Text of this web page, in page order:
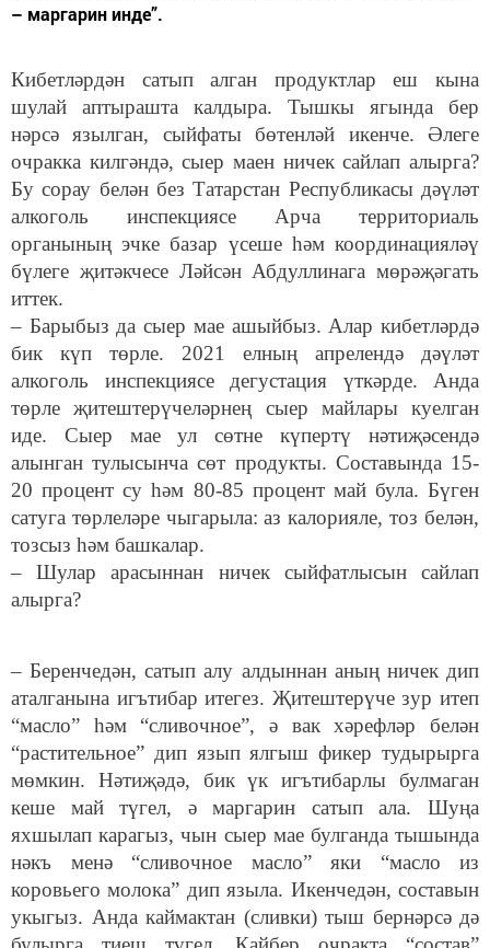
– маргарин инде”.
Кибетләрдән сатып алган продуктлар еш кына
шулай аптырашта калдыра. Тышкы ягында бер
нәрсә язылган, сыйфаты бөтенләй икенче. Әлеге
очракка килгәндә, сыер маен ничек сайлап алырга?
Бу сорау белән без Татарстан Республикасы дәүләт
алкоголь инспекциясе Арча территориаль
органының эчке базар үсеше һәм координацияләү
бүлеге җитәкчесе Ләйсән Абдуллинага мөрәҗәгать
иттек.
– Барыбыз да сыер мае ашыйбыз. Алар кибетләрдә
бик күп төрле. 2021 елның апрелендә дәүләт
алкоголь инспекциясе дегустация үткәрде. Анда
төрле җитештерүчеләрнең сыер майлары куелган
иде. Сыер мае ул сөтне күпертү нәтиҗәсендә
алынган тулысынча сөт продукты. Составында 15-
20 процент су һәм 80-85 процент май була. Бүген
сатуга төрлеләре чыгарыла: аз калорияле, тоз белән,
тозсыз һәм башкалар.
– Шулар арасыннан ничек сыйфатлысын сайлап
алырга?
– Беренчедән, сатып алу алдыннан аның ничек дип
аталганына игътибар итегез. Җитештерүче зур итеп
“масло” һәм “сливочное”, ә вак хәрефләр белән
“растительное” дип язып ялгыш фикер тудырырга
мөмкин. Нәтиҗәдә, бик үк игътибарлы булмаган
кеше май түгел, ә маргарин сатып ала. Шуңа
яхшылап карагыз, чын сыер мае булганда тышында
нәкъ менә “сливочное масло” яки “масло из
коровьего молока” дип языла. Икенчедән, составын
укыгыз. Анда каймактан (сливки) тыш бернәрсә дә